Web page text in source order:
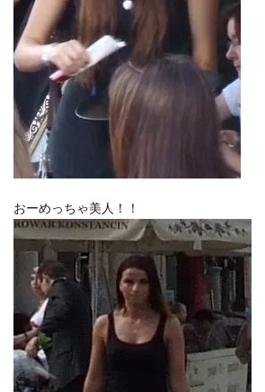
おーめっちゃ美人！！